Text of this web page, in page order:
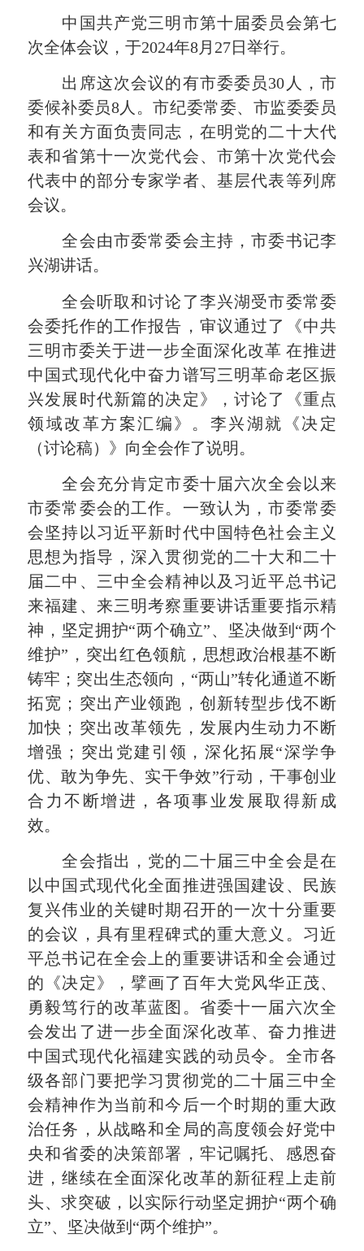
中国共产党三明市第十届委员会第七
次全体会议，于2024年8月27日举行。
出席这次会议的有市委委员30人，市
委候补委员8人。市纪委常委、市监委委员
和有关方面负责同志，在明党的二十大代
表和省第十一次党代会、市第十次党代会
代表中的部分专家学者、基层代表等列席
会议。
全会由市委常委会主持，市委书记李
兴湖讲话。
全会听取和讨论了李兴湖受市委常委
会委托作的工作报告，审议通过了《中共
三明市委关于进一步全面深化改革 在推进
中国式现代化中奋力谱写三明革命老区振
兴发展时代新篇的决定》，讨论了《重点
领域改革方案汇编》。李兴湖就《决定
（讨论稿）》向全会作了说明。
全会充分肯定市委十届六次全会以来
市委常委会的工作。一致认为，市委常委
会坚持以习近平新时代中国特色社会主义
思想为指导，深入贯彻党的二十大和二十
届二中、三中全会精神以及习近平总书记
来福建、来三明考察重要讲话重要指示精
神，坚定拥护“两个确立”、坚决做到“两个
维护”，突出红色领航，思想政治根基不断
铸牢；突出生态领向，“两山”转化通道不断
拓宽；突出产业领跑，创新转型步伐不断
加快；突出改革领先，发展内生动力不断
增强；突出党建引领，深化拓展“深学争
优、敢为争先、实干争效”行动，干事创业
合力不断增进，各项事业发展取得新成
效。
全会指出，党的二十届三中全会是在
以中国式现代化全面推进强国建设、民族
复兴伟业的关键时期召开的一次十分重要
的会议，具有里程碑式的重大意义。习近
平总书记在全会上的重要讲话和全会通过
的《决定》，擘画了百年大党风华正茂、
勇毅笃行的改革蓝图。省委十一届六次全
会发出了进一步全面深化改革、奋力推进
中国式现代化福建实践的动员令。全市各
级各部门要把学习贯彻党的二十届三中全
会精神作为当前和今后一个时期的重大政
治任务，从战略和全局的高度领会好党中
央和省委的决策部署，牢记嘱托、感恩奋
进，继续在全面深化改革的新征程上走前
头、求突破，以实际行动坚定拥护“两个确
立”、坚决做到“两个维护”。